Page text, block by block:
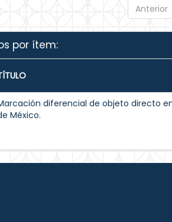
Anterior
por ítem:
diferencial de objeto directo
México.